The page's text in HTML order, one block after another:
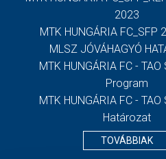
2023
MTK HUNGÁRIA FC_SFP
MLSZ JÓVÁHAGYÓ
MTK HUNGÁRIA FC -
Program
MTK HUNGÁRIA FC -
Határozat
TOVÁBBIAK